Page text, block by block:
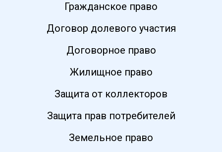
Гражданское право
Договор долевого участия
Договорное право
Жилищное право
Защита от коллекторов
Защита прав потребителей
Земельное право